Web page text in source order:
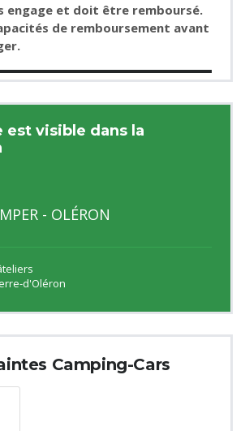
engage et doit être remboursé.
de remboursement avant
est visible dans la
- OLÉRON
d'Oléron
Camping-Cars